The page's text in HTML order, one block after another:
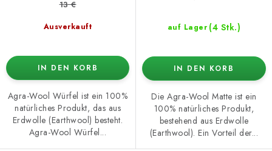
Ausverkauft
13 €
IN DEN KORB
Agra-Wool Würfel ist ein 100%
natürliches Produkt, das aus
Erdwolle (Earthwool) besteht.
Agra-Wool Würfel...
auf Lager (4 Stk.)
IN DEN KORB
Die Agra-Wool Matte ist ein
100% natürliches Produkt,
bestehend aus Erdwolle
(Earthwool). Ein Vorteil der...